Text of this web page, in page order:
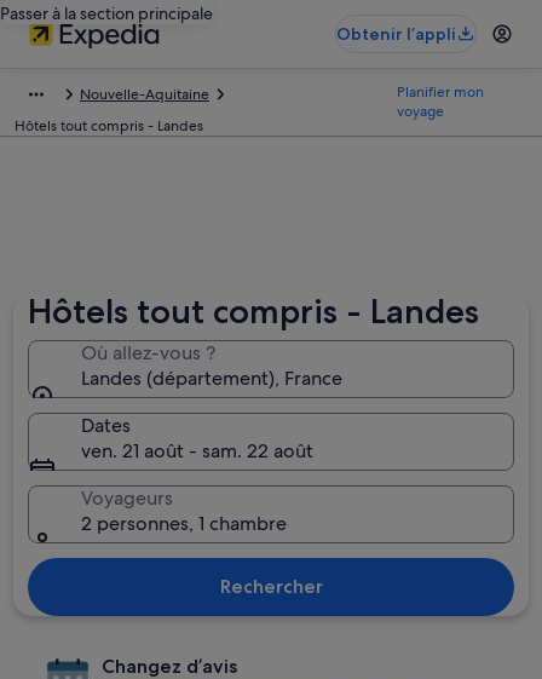
Passer à la section principale
Obtenir l’appli
Nouvelle-Aquitaine
Hôtels tout compris - Landes
Planifier mon
voyage
Hôtels tout compris - Landes
Où allez-vous ?
Landes (département), France
Dates
ven. 21 août - sam. 22 août
Voyageurs
2 personnes, 1 chambre
Rechercher
Changez d’avis